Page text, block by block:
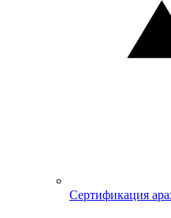
Сертификация